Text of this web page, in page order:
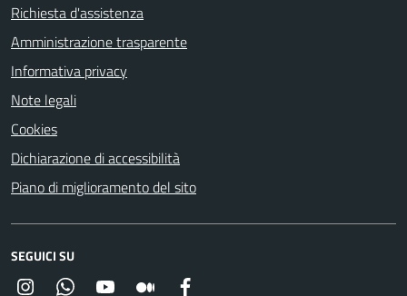
Richiesta d'assistenza
Amministrazione trasparente
Informativa privacy
Note legali
Cookies
Dichiarazione di accessibilità
Piano di miglioramento del sito
SEGUICI SU
InstagramWhatsappYouTube Medium